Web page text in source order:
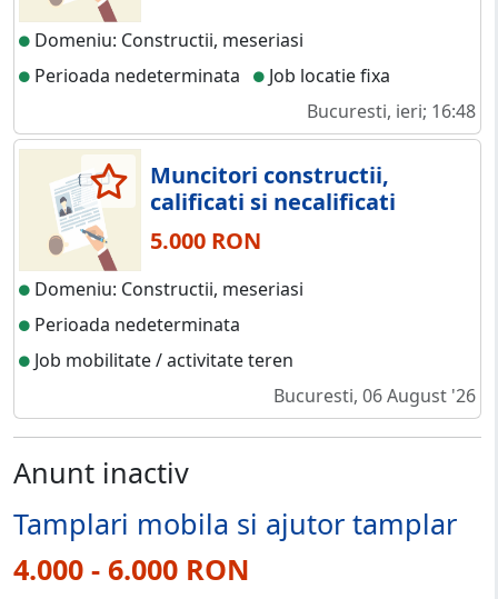
Domeniu: Constructii, meseriasi
Perioada nedeterminata
Job locatie fixa
Bucuresti, ieri; 16:48
Muncitori constructii,
calificati si necalificati
5.000 RON
Domeniu: Constructii, meseriasi
Perioada nedeterminata
Job mobilitate / activitate teren
Bucuresti, 06 August '26
Anunt inactiv
Tamplari mobila si ajutor tamplar
4.000 - 6.000 RON